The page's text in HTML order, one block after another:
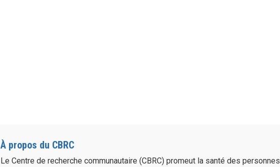
À propos du CBRC
Le Centre de recherche communautaire (CBRC) promeut la santé des personnes